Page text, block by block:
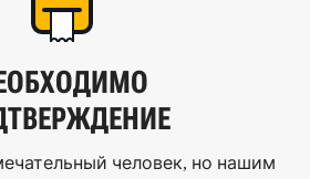
человек, но нашим